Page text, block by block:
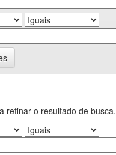
refinar o resultado de busca.